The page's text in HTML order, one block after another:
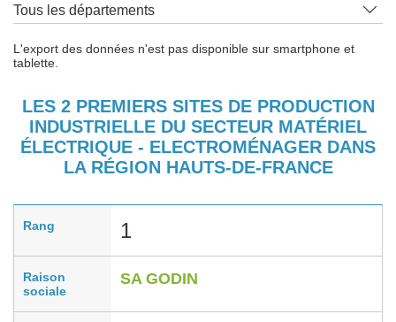
Tous les départements
L'export des données n'est pas disponible sur smartphone et
tablette.
LES 2 PREMIERS SITES DE PRODUCTION
INDUSTRIELLE DU SECTEUR MATÉRIEL
ÉLECTRIQUE - ELECTROMÉNAGER DANS
LA RÉGION HAUTS-DE-FRANCE
Rang 1
Raison
sociale
SA GODIN